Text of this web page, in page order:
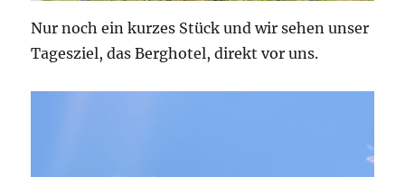
Nur noch ein kurzes Stück und wir sehen unser
Tagesziel, das Berghotel, direkt vor uns.